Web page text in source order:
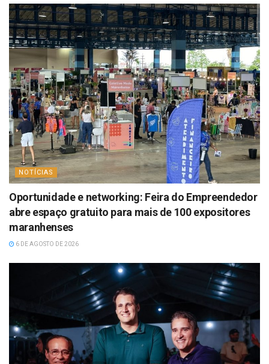
NOTÍCIAS
Oportunidade e networking: Feira do Empreendedor
abre espaço gratuito para mais de 100 expositores
maranhenses
6 DE AGOSTO DE 2026